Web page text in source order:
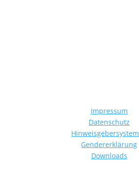
Impressum
Datenschutz
Hinweisgebersystem
Gendererklärung
Downloads